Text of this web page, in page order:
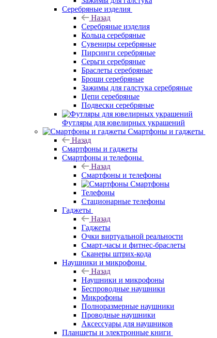
Серебряные изделия
Назад
Серебряные изделия
Кольца серебряные
Сувениры серебряные
Пирсинги серебряные
Серьги серебряные
Браслеты серебряные
Броши серебряные
Зажимы для галстука серебряные
Цепи серебряные
Подвески серебряные
Футляры для ювелирных украшений
Смартфоны и гаджеты
Назад
Смартфоны и гаджеты
Смартфоны и телефоны
Назад
Смартфоны и телефоны
Смартфоны
Телефоны
Стационарные телефоны
Гаджеты
Назад
Гаджеты
Очки виртуальной реальности
Смарт-часы и фитнес-браслеты
Сканеры штрих-кода
Наушники и микрофоны
Назад
Наушники и микрофоны
Беспроводные наушники
Микрофоны
Полноразмерные наушники
Проводные наушники
Аксессуары для наушников
Планшеты и электронные книги